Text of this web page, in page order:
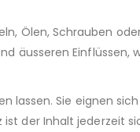
Ölen, Schrauben
äusseren Einflüssen,
lassen. Sie eignen
der Inhalt jederzeit